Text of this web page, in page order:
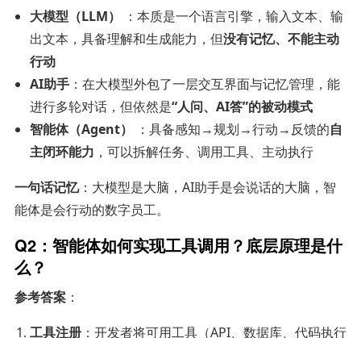
大模型（LLM）
：本质是一个语言引擎，输入文本、输
出文本，具备理解和生成能力，但没有记忆、不能主动
行动
AI助手 ：在大模型外包了一层交互界面与记忆管理，能
进行多轮对话，但依然是“人问、AI答”的被动模式
智能体（Agent）
：具备感知→规划→行动→反馈的自
主闭环能力 ，可以拆解任务、调用工具、主动执行
一句话记忆：大模型是大脑，AI助手是会说话的大脑，智
能体是会行动的数字员工。
Q2：智能体如何实现工具调用？底层原理是什
么？
参考答案：
工具注册 ：开发者将可用工具（API、数据库、代码执行